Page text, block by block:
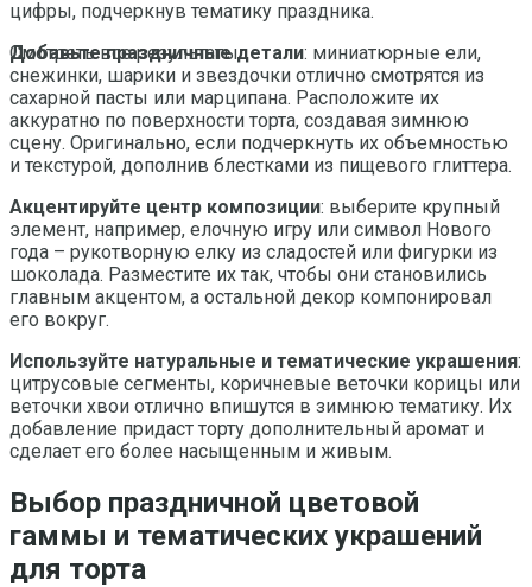
Смотреть все результаты
цифры, подчеркнув тематику праздника.
Добавьте праздничные детали: миниатюрные ели,
снежинки, шарики и звездочки отлично смотрятся из
сахарной пасты или марципана. Расположите их
аккуратно по поверхности торта, создавая зимнюю
сцену. Оригинально, если подчеркнуть их объемностью
и текстурой, дополнив блестками из пищевого глиттера.
Акцентируйте центр композиции: выберите крупный
элемент, например, елочную игру или символ Нового
года – рукотворную елку из сладостей или фигурки из
шоколада. Разместите их так, чтобы они становились
главным акцентом, а остальной декор компонировал
его вокруг.
Используйте натуральные и тематические украшения:
цитрусовые сегменты, коричневые веточки корицы или
веточки хвои отлично впишутся в зимнюю тематику. Их
добавление придаст торту дополнительный аромат и
сделает его более насыщенным и живым.
Выбор праздничной цветовой
гаммы и тематических украшений
для торта